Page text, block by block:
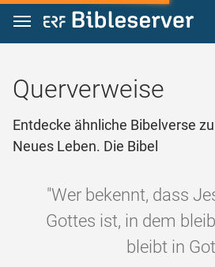
Zum Inhalt springen
Querverweise
Entdecke ähnliche Bibelverse zu
Neues Leben. Die Bibel
"Wer bekennt, dass
Gottes ist, in dem
bleibt in